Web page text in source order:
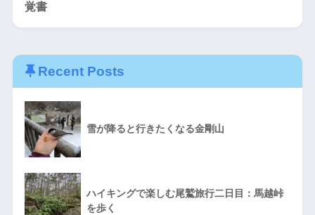
覚書
Recent Posts
雪が降ると行きたくなる金剛山
ハイキングで楽しむ尾鷲旅行二日目：馬越峠
を歩く